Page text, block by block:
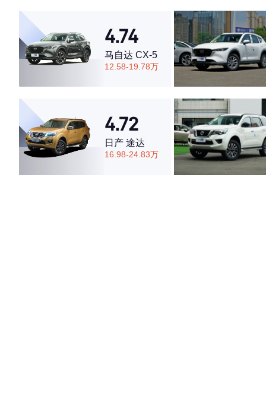
4.74
马自达 CX-5
12.58-19.78万
4.72
日产 途达
16.98-24.83万